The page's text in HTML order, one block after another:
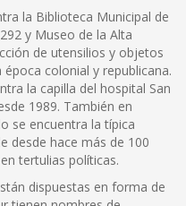
la Biblioteca Municipal de
y Museo de la Alta
de utensilios y objetos
colonial y republicana.
la capilla del hospital San
1989. También en
se encuentra la típica
desde hace más de 100
tertulias políticas.
dispuestas en forma de